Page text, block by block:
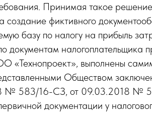
Принимая такое
фиктивного
базу по налогу на прибыль
документам
выполнены
Обществом
№ 583/16-СЗ, от 09.03.2018 №
документации у